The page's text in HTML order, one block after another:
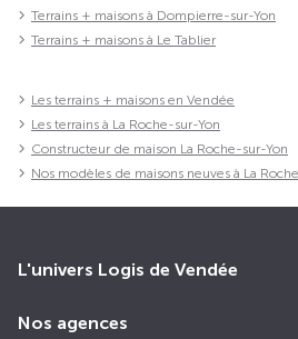
Terrains + maisons à Dompierre-sur-Yon
Terrains + maisons à Le Tablier
Les terrains + maisons en Vendée
Les terrains à La Roche-sur-Yon
Constructeur de maison La Roche-sur-Yon
Nos modèles de maisons neuves à La
L'univers Logis de Vendée
Nos agences